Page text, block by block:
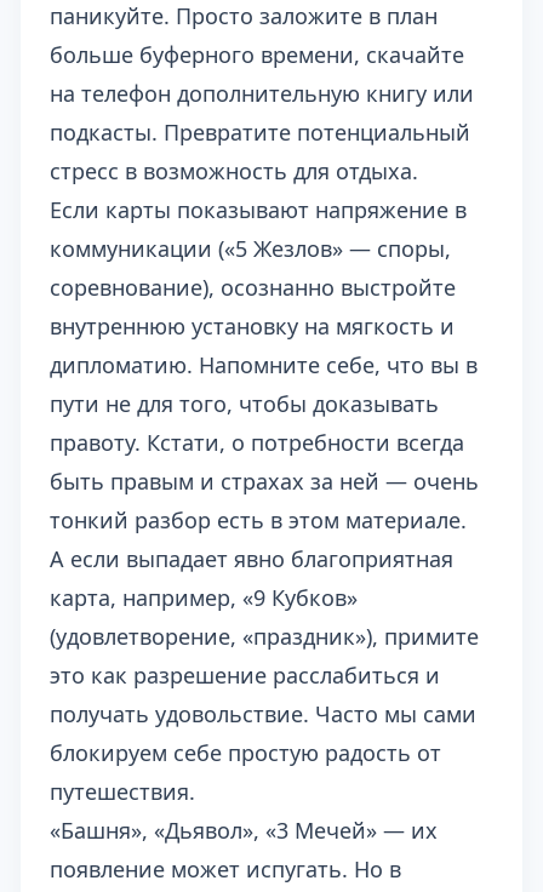
паникуйте. Просто заложите в план
больше буферного времени, скачайте
на телефон дополнительную книгу или
подкасты. Превратите потенциальный
стресс в возможность для отдыха.
Если карты показывают напряжение в
коммуникации («5 Жезлов» — споры,
соревнование), осознанно выстройте
внутреннюю установку на мягкость и
дипломатию. Напомните себе, что вы в
пути не для того, чтобы доказывать
правоту. Кстати, о потребности всегда
быть правым и страхах за ней — очень
тонкий разбор есть в этом материале.
А если выпадает явно благоприятная
карта, например, «9 Кубков»
(удовлетворение, «праздник»), примите
это как разрешение расслабиться и
получать удовольствие. Часто мы сами
блокируем себе простую радость от
путешествия.
«Башня», «Дьявол», «3 Мечей» — их
появление может испугать. Но в